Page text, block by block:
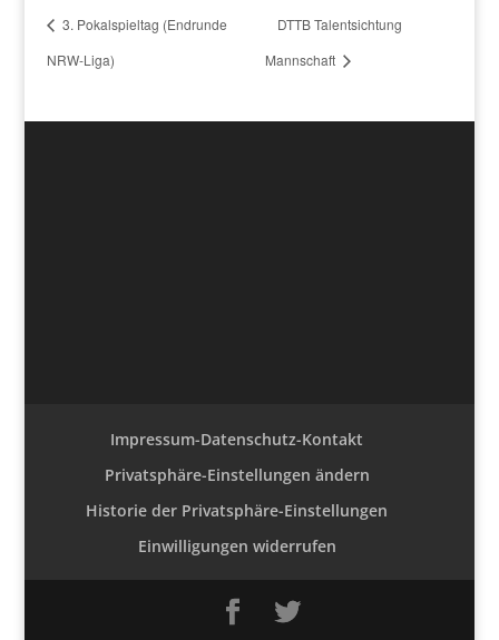
3. Pokalspieltag (Endrunde
NRW-Liga)
DTTB Talentsichtung
Mannschaft
Impressum-Datenschutz-Kontakt
Privatsphäre-Einstellungen ändern
Historie der Privatsphäre-Einstellungen
Einwilligungen widerrufen